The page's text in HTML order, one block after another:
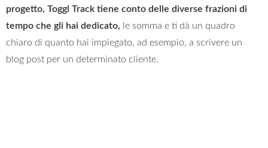
progetto, Toggl Track tiene conto delle diverse frazioni di
tempo che gli hai dedicato, le somma e ti dà un quadro
chiaro di quanto hai impiegato, ad esempio, a scrivere un
blog post per un determinato cliente.